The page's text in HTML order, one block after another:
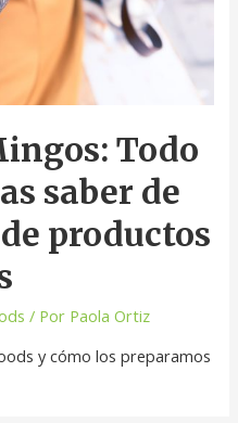
Todo
saber de
productos
/ Por Paola Ortiz
y cómo los preparamos